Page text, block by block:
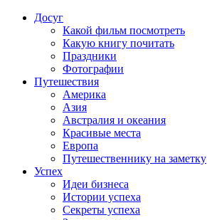
Досуг
Какой фильм посмотреть
Какую книгу почитать
Праздники
Фотографии
Путешествия
Америка
Азия
Австралия и океания
Красивые места
Европа
Путешественнику на заметку
Успех
Идеи бизнеса
Истории успеха
Секреты успеха